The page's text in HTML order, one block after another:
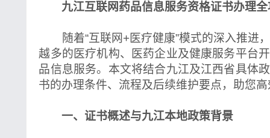
九江互联网药品信息服务资格证书办理
随着“互联网+医疗健康”模式的深入推进
越多的医疗机构、医药企业及健康服务平台
品信息服务。本文将结合九江及江西省具体
书的办理条件、流程及后续维护要点，助您
一、证书概述与九江本地政策背景